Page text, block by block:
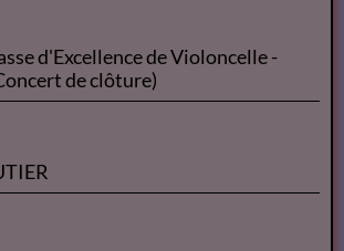
d'Excellence de Violoncelle -
de clôture)